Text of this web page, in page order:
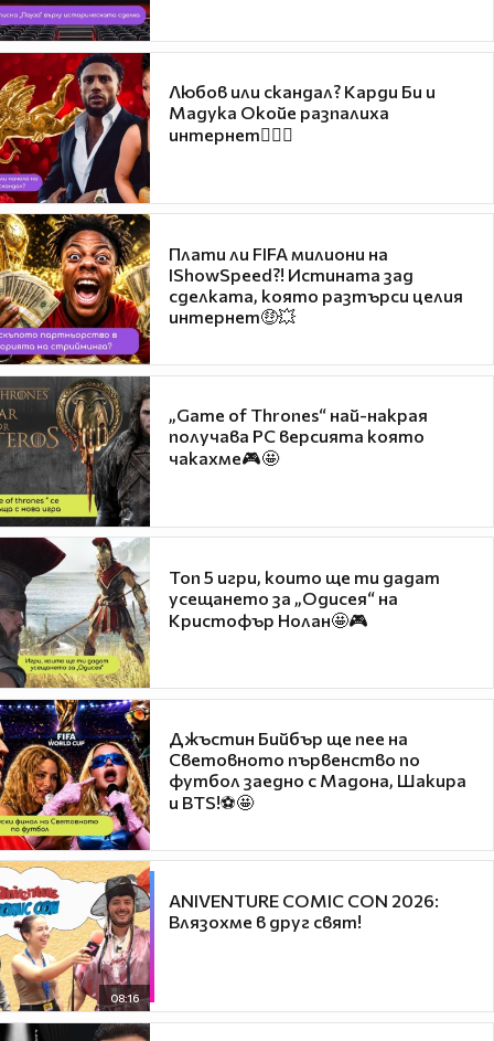
Любов или скандал? Карди Би и
Мадука Окойе разпалиха
интернет❤️‍🔥🔥
Плати ли FIFA милиони на
IShowSpeed?! Истината зад
сделката, която разтърси целия
интернет🤑💥
„Game of Thrones“ най-накрая
получава PC версията която
чакахме🎮🤩
Топ 5 игри, които ще ти дадат
усещането за „Одисея“ на
Кристофър Нолан🤩🎮
Джъстин Бийбър ще пее на
Световното първенство по
футбол заедно с Мадона, Шакира
и BTS!⚽🤩
08:16
ANIVENTURE COMIC CON 2026:
Влязохме в друг свят!